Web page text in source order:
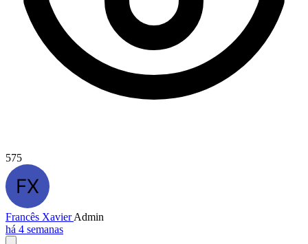
575
Francês XavierAdmin
há 4 semanas